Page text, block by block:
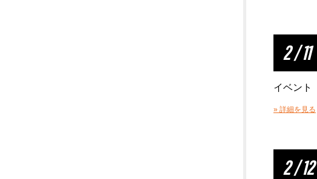
2 / 11
イベント
» 詳細を見る
2 / 12